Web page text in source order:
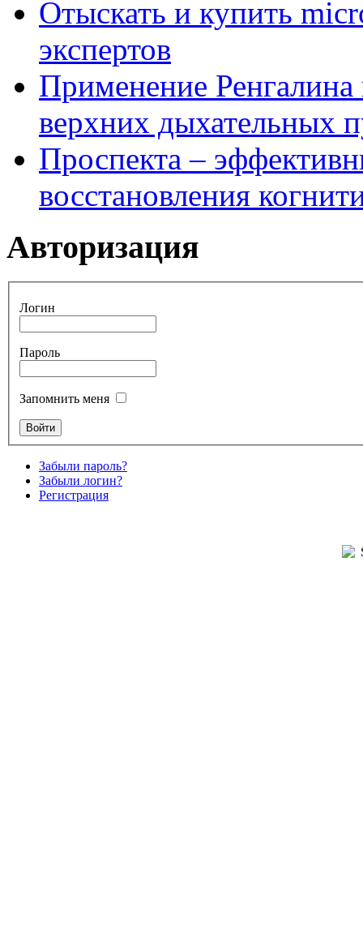
Отыскать и купить
экспертов
Применение Ренгалина
верхних дыхательных
Проспекта –
восстановления
Авторизация
Логин
Пароль
Запомнить меня
Забыли пароль?
Забыли логин?
Регистрация